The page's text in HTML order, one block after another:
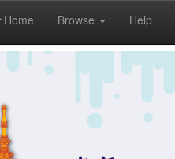
Home Browse Help